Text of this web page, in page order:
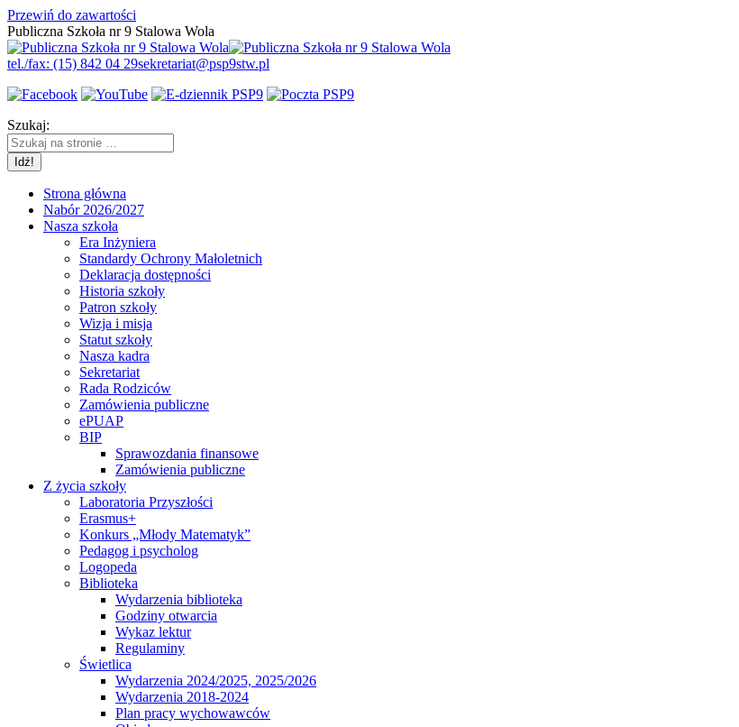
Przewiń do zawartości
Publiczna Szkoła nr 9 Stalowa Wola
tel./fax: (15) 842 04 29sekretariat@psp9stw.pl
Szukaj:
Strona główna
Nabór 2026/2027
Nasza szkoła
Era Inżyniera
Standardy Ochrony Małoletnich
Deklaracja dostępności
Historia szkoły
Patron szkoły
Wizja i misja
Statut szkoły
Nasza kadra
Sekretariat
Rada Rodziców
Zamówienia publiczne
ePUAP
BIP
Sprawozdania finansowe
Zamówienia publiczne
Z życia szkoły
Laboratoria Przyszłości
Erasmus+
Konkurs „Młody Matematyk”
Pedagog i psycholog
Logopeda
Biblioteka
Wydarzenia biblioteka
Godziny otwarcia
Wykaz lektur
Regulaminy
Świetlica
Wydarzenia 2024/2025, 2025/2026
Wydarzenia 2018-2024
Plan pracy wychowawców